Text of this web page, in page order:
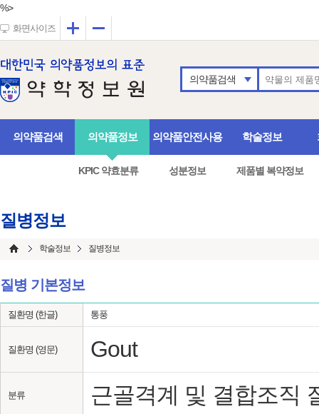
%>
화면사이즈 확대
의약품검색
의약품검색 의약품정보
KPIC 약효분류 성분정보 제품별 복약정보
의약품안전사용 학술정보
질병정보
학술정보 질병정보
질병 기본정보
질환명 (한글) 통풍
질환명 (영문) Gout
분류 근골격계 및 결합조직